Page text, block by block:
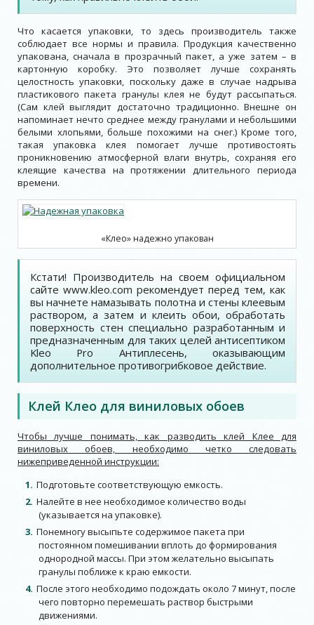
Что касается упаковки, то здесь производитель также
соблюдает все нормы и правила. Продукция качественно
упакована, сначала в прозрачный пакет, а уже затем – в
картонную коробку. Это позволяет лучше сохранять
целостность упаковки, поскольку даже в случае надрыва
пластикового пакета гранулы клея не будут рассыпаться.
(Сам клей выглядит достаточно традиционно. Внешне он
напоминает нечто среднее между гранулами и небольшими
белыми хлопьями, больше похожими на снег.) Кроме того,
такая упаковка клея помогает лучше противостоять
проникновению атмосферной влаги внутрь, сохраняя его
клеящие качества на протяжении длительного периода
времени.
«Клео» надежно упакован
Кстати! Производитель на своем официальном
сайте www.kleo.com рекомендует перед тем, как
вы начнете намазывать полотна и стены клеевым
раствором, а затем и клеить обои, обработать
поверхность стен специально разработанным и
предназначенным для таких целей антисептиком
Kleo Pro Антиплесень, оказывающим
дополнительное противогрибковое действие.
Клей Клео для виниловых обоев
Чтобы лучше понимать, как разводить клей Клее для
виниловых обоев, необходимо четко следовать
нижеприведенной инструкции:
Подготовьте соответствующую емкость.
Налейте в нее необходимое количество воды
(указывается на упаковке).
Понемногу высыпьте содержимое пакета при
постоянном помешивании вплоть до формирования
однородной массы. При этом желательно высыпать
гранулы поближе к краю емкости.
После этого необходимо подождать около 7 минут, после
чего повторно перемешать раствор быстрыми
движениями.